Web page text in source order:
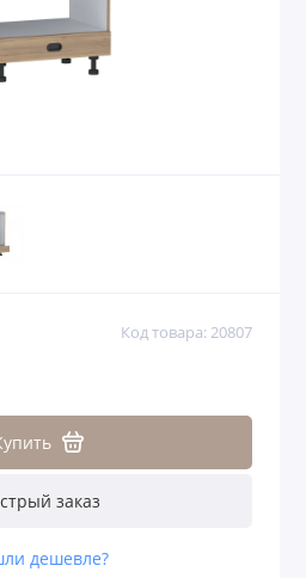
Код товара: 20807
заказ
дешевле?